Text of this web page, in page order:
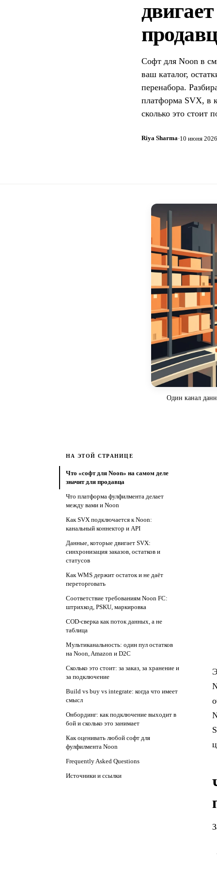
Софт для Noon в
ваш каталог,
перенабора.
платформа SVX, в
сколько это стоит
Riya Sharma·10 июня 2026
Один канал
НА ЭТОЙ СТРАНИЦЕ
Что «софт для Noon» на самом деле
значит для продавца
Что платформа фулфилмента делает
между вами и Noon
Как SVX подключается к Noon:
канальный коннектор и API
Данные, которые двигает SVX:
синхронизация заказов, остатков и
статусов
Как WMS держит остаток и не даёт
переторговать
Соответствие требованиям Noon FC:
штрихкод, PSKU, маркировка
COD-сверка как поток данных, а не
таблица
Мультиканальность: один пул остатков
на Noon, Amazon и D2C
Сколько это стоит: за заказ, за хранение и
за подключение
Build vs buy vs integrate: когда что имеет
смысл
Онбординг: как подключение выходит в
бой и сколько это занимает
Как оценивать любой софт для
фулфилмента Noon
Frequently Asked Questions
Источники и ссылки